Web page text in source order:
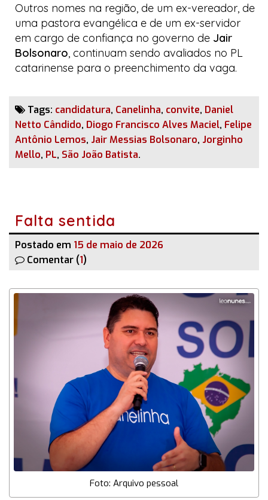
Outros nomes na região, de um ex-vereador, de
uma pastora evangélica e de um ex-servidor
em cargo de confiança no governo de Jair
Bolsonaro, continuam sendo avaliados no PL
catarinense para o preenchimento da vaga.
Tags: candidatura, Canelinha, convite, Daniel
Netto Cândido, Diogo Francisco Alves Maciel, Felipe
Antônio Lemos, Jair Messias Bolsonaro, Jorginho
Mello, PL, São João Batista.
Falta sentida
Postado em 15 de maio de 2026
Comentar (1)
Foto: Arquivo pessoal